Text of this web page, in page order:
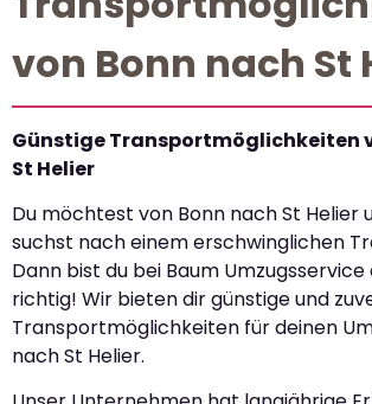
von Bonn nach St
Günstige Transportmöglichkeiten
St Helier
Du möchtest von Bonn nach St Helier
suchst nach einem erschwinglichen
Dann bist du bei Baum Umzugsservice
richtig! Wir bieten dir günstige und
Transportmöglichkeiten für deinen
nach St Helier.